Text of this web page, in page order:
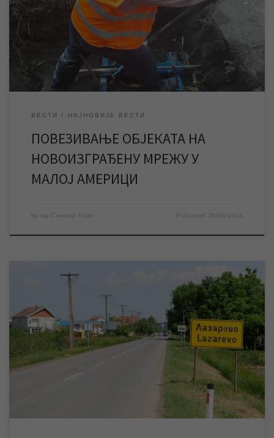
мрежу у Малој Америци, због чега ће доћи до прекида
водоснабдевања у овом градском насељу. У уторак 30. априла
настављају се радови ЈКП „Водовод и канализација“ Зрењанин
на изградњи прикључака који воде од […]
ВЕСТИ НАЈНОВИЈЕ ВЕСТИ
ПОВЕЗИВАЊЕ ОБЈЕКАТА НА
НОВОИЗГРАЂЕНУ МРЕЖУ У
МАЛОЈ АМЕРИЦИ
by мр Синиша Гајин Published 29/04/2024
Због радова Електродистрибуције Зрењанин насељено место
Лазарево ће у петак остати без електричне енергије, што ће
условити и прекид снабдевања бунарских пумпи на изворишту
у овом насељеном месту. Водоснабдевање ће се вршити
преко водоторња, па позивамо на рационалну потрошњу
воде. Према најавама Електродистрибуције Зрењанин за